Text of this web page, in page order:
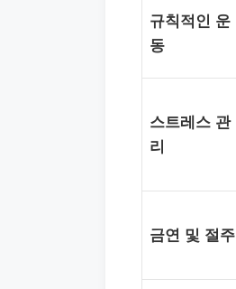
규칙적인 운
동
스트레스 관
리
금연 및 절주